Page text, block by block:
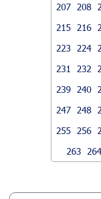
207
208
215
216
223
224
231
232
239
240
247
248
255
256
263
264